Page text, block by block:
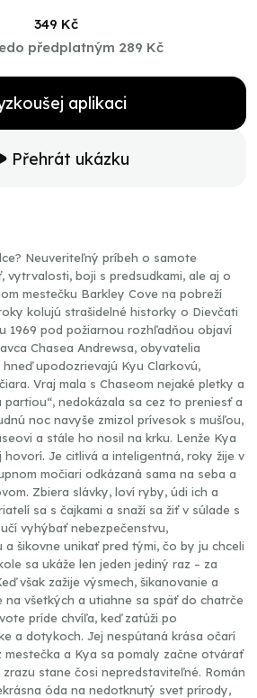
349 Kč
předplatným 289 Kč
aplikaci
Přehrát ukázku
Neuveriteľný príbeh o samote
vytrvalosti, boji s predsudkami, ale aj o
mestečku Barkley Cove na pobreží
kolujú strašidelné historky o Dievčati
1969 pod požiarnou rozhľadňou objaví
Chasea Andrewsa, obyvatelia
upodozrievajú Kyu Clarkovú,
Vraj mala s Chaseom nejaké pletky a
partiou“, nedokázala sa cez to preniesť a
noc navyše zmizol prívesok s mušľou,
a stále ho nosil na krku. Lenže Kya
hovorí. Je citlivá a inteligentná, roky žije v
močiari odkázaná sama na seba a
Zbiera slávky, loví ryby, údi ich a
sa s čajkami a snaží sa žiť v súlade s
vyhýbať nebezpečenstvu,
šikovne unikať pred tými, čo by ju chceli
sa ukáže len jeden jediný raz – za
však zažije výsmech, šikanovanie a
na všetkých a utiahne sa späť do chatrče
príde chvíľa, keď zatúži po
a dotykoch. Jej nespútaná krása očarí
mestečka a Kya sa pomaly začne otvárať
stane čosi nepredstaviteľné. Román
óda na nedotknutý svet prírody,